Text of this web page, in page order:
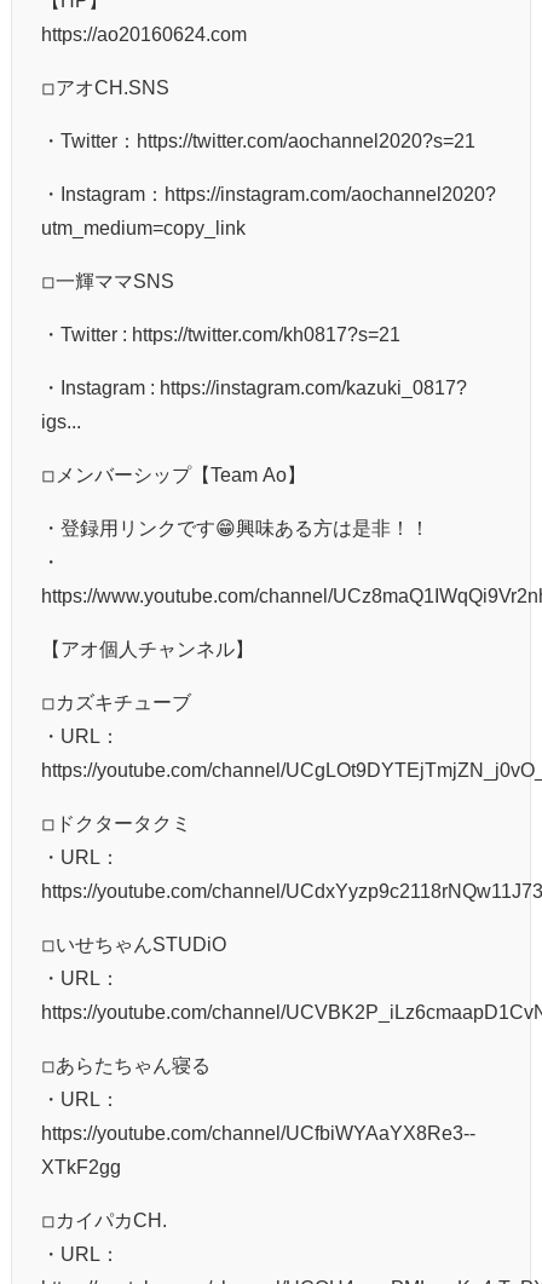
https://ao20160624.com
◽︎アオCH.SNS
・Twitter：https://twitter.com/aochannel2020?s=21
・Instagram：https://instagram.com/aochannel2020?
utm_medium=copy_link
◽︎一輝ママSNS
・Twitter : https://twitter.com/kh0817?s=21
・Instagram : https://instagram.com/kazuki_0817?
igs...
◽︎メンバーシップ【Team Ao】
・登録用リンクです😁興味ある方は是非！！
・
https://www.youtube.com/channel/
【アオ個人チャンネル】
◽︎カズキチューブ
・URL：
https://youtube.com/channel/
◽︎ドクタータクミ
・URL：
https://youtube.com/channel/
◽︎いせちゃんSTUDiO
・URL：
https://youtube.com/channel/
◽︎あらたちゃん寝る
・URL：
https://youtube.com/channel/UCfbiWYAaYX8Re3--
XTkF2gg
◽︎カイパカCH.
・URL：